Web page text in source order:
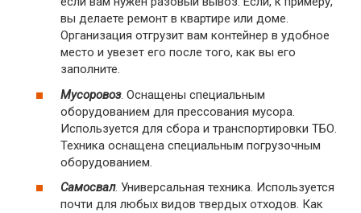
вы делаете ремонт в квартире или доме.
Организация отгрузит вам контейнер в удобное
место и увезет его после того, как вы его
заполните.
Мусоровоз. Оснащены специальным
оборудованием для прессования мусора.
Используется для сбора и транспортировки ТБО.
Техника оснащена специальным погрузочным
оборудованием.
Самосвал. Универсальная техника. Используется
почти для любых видов твердых отходов. Как